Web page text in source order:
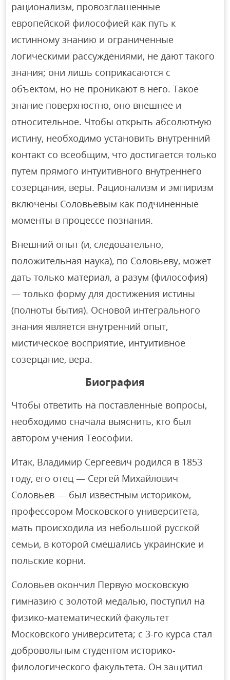
рационализм, провозглашенные
европейской философией как путь к
истинному знанию и ограниченные
логическими рассуждениями, не дают такого
знания; они лишь соприкасаются с
объектом, но не проникают в него. Такое
знание поверхностно, оно внешнее и
относительное. Чтобы открыть абсолютную
истину, необходимо установить внутренний
контакт со всеобщим, что достигается только
путем прямого интуитивного внутреннего
созерцания, веры. Рационализм и эмпиризм
включены Соловьевым как подчиненные
моменты в процессе познания.
Внешний опыт (и, следовательно,
положительная наука), по Соловьеву, может
дать только материал, а разум (философия)
— только форму для достижения истины
(полноты бытия). Основой интегрального
знания является внутренний опыт,
мистическое восприятие, интуитивное
созерцание, вера.
Биография
Чтобы ответить на поставленные вопросы,
необходимо сначала выяснить, кто был
автором учения Теософии.
Итак, Владимир Сергеевич родился в 1853
году, его отец — Сергей Михайлович
Соловьев — был известным историком,
профессором Московского университета,
мать происходила из небольшой русской
семьи, в которой смешались украинские и
польские корни.
Соловьев окончил Первую московскую
гимназию с золотой медалью, поступил на
физико-математический факультет
Московского университета; с 3-го курса стал
добровольным студентом историко-
филологического факультета. Он защитил